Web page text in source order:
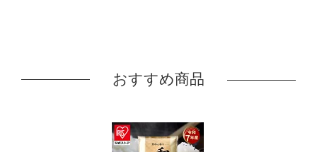
おすすめ商品